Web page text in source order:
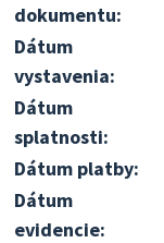
dokumentu:
Dátum
vystavenia:
Dátum
splatnosti:
Dátum platby:
Dátum
evidencie: